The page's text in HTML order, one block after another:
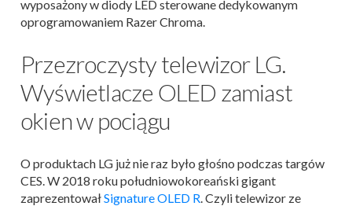
wyposażony w diody LED sterowane dedykowanym
oprogramowaniem Razer Chroma.
Przezroczysty telewizor LG.
Wyświetlacze OLED zamiast
okien w pociągu
O produktach LG już nie raz było głośno podczas targów
CES. W 2018 roku południowokoreański gigant
zaprezentowałSignature OLED R. Czyli telewizor ze